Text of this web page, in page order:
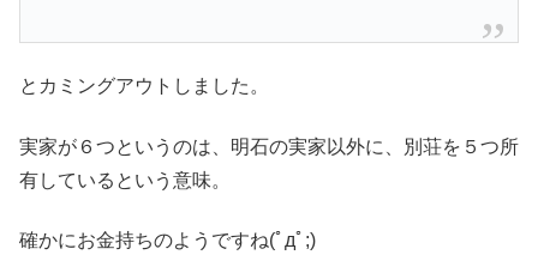
とカミングアウトしました。
実家が６つというのは、明石の実家以外に、別荘を５つ所
有しているという意味。
確かにお金持ちのようですね(ﾟдﾟ;)